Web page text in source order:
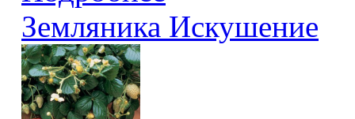
Земляника Искушение